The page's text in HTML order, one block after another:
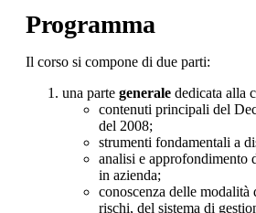
Programma
Il corso si compone di due parti:
una parte generale dedicata alla
contenuti principali del
del 2008;
strumenti fondamentali a
analisi e approfondimento
in azienda;
conoscenza delle modalità
rischi, del sistema di